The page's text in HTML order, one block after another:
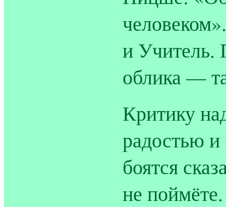
и Учитель.
облика —
Критику
радостью
боятся
не поймёте.